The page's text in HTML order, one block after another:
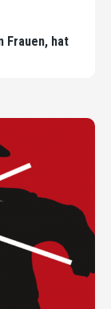
Frauen, hat